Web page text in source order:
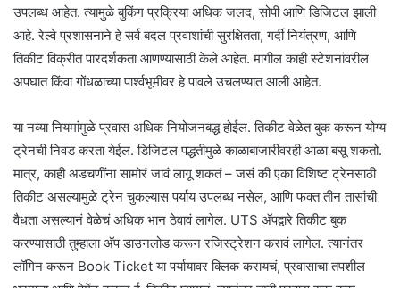
उपलब्ध आहेत. त्यामुळे बुकिंग प्रक्रिया अधिक जलद, सोपी आणि डिजिटल झाली
आहे. रेल्वे प्रशासनाने हे सर्व बदल प्रवाशांची सुरक्षितता, गर्दी नियंत्रण, आणि
तिकीट विक्रीत पारदर्शकता आणण्यासाठी केले आहेत. मागील काही स्टेशनांवरील
अपघात किंवा गोंधळाच्या पार्श्वभूमीवर हे पावले उचलण्यात आली आहेत.
या नव्या नियमांमुळे प्रवास अधिक नियोजनबद्ध होईल. तिकीट वेळेत बुक करून योग्य
ट्रेनची निवड करता येईल. डिजिटल पद्धतीमुळे काळाबाजारीवरही आळा बसू शकतो.
मात्र, काही अडचणींना सामोरं जावं लागू शकतं – जसं की एका विशिष्ट ट्रेनसाठी
तिकीट असल्यामुळे ट्रेन चुकल्यास पर्याय उपलब्ध नसेल, आणि फक्त तीन तासांची
वैधता असल्यानं वेळेचं अधिक भान ठेवावं लागेल. UTS अ‍ॅपद्वारे तिकीट बुक
करण्यासाठी तुम्हाला अ‍ॅप डाउनलोड करून रजिस्ट्रेशन करावं लागेल. त्यानंतर
लॉगिन करून Book Ticket या पर्यायावर क्लिक करायचं, प्रवासाचा तपशील